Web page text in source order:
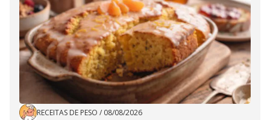
RECEITAS DE PESO / 08/08/2026